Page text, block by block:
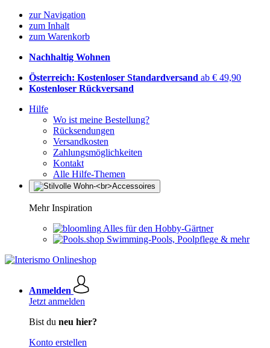
zur Navigation
zum Inhalt
zum Warenkorb
Nachhaltig Wohnen
Österreich: Kostenloser Standardversand ab € 49,90
Kostenloser Rückversand
Hilfe
Wo ist meine Bestellung?
Rücksendungen
Versandkosten
Zahlungsmöglichkeiten
Kontakt
Alle Hilfe-Themen
Mehr Inspiration
Alles für den Hobby-Gärtner
Swimming-Pools, Poolpflege & mehr
Anmelden
Jetzt anmelden
Bist du neu hier?
Konto erstellen